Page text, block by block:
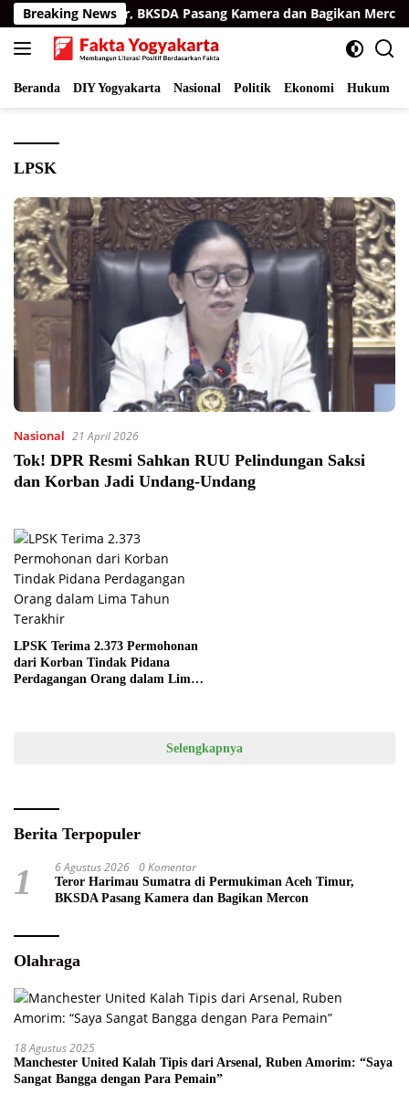
Langsung
ke
konten
Breaking News
Aceh Timur, BKSDA Pasang Kamera dan Bagikan Mercon
Beranda DIY Yogyakarta Nasional Politik Ekonomi Hukum
LPSK
Nasional 21 April 2026
Tok! DPR Resmi Sahkan RUU Pelindungan Saksi
dan Korban Jadi Undang-Undang
LPSK Terima 2.373 Permohonan
dari Korban Tindak Pidana
Perdagangan Orang dalam Lima
Selengkapnya
Berita Terpopuler
1 6 Agustus 2026 0 Komentar
Teror Harimau Sumatra di Permukiman Aceh Timur,
BKSDA Pasang Kamera dan Bagikan Mercon
Olahraga
18 Agustus 2025
Manchester United Kalah Tipis dari Arsenal, Ruben Amorim: “Saya
Sangat Bangga dengan Para Pemain”